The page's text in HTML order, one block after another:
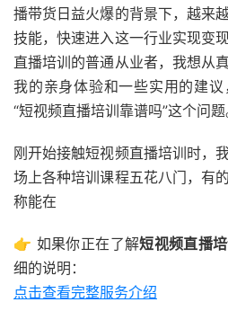
播带货日益火爆的背景下，越来
技能，快速进入这一行业实现变
直播培训的普通从业者，我想从
我的亲身体验和一些实用的建
“短视频直播培训靠谱吗”这个问题
刚开始接触短视频直播培训时，
场上各种培训课程五花八门，有
称能在
👉 如果你正在了解短视频直播培
细的说明：
点击查看完整服务介绍